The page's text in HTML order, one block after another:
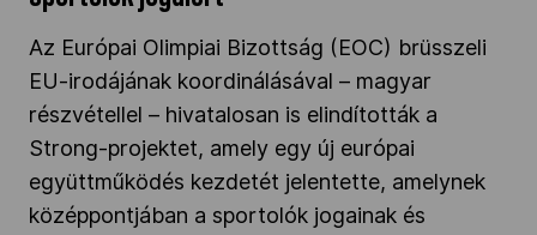
MOB
Kettőskarrier-program
NOB
Az Európai Olimpiai Bizottság (EOC) brüsszeli
EU-irodájának koordinálásával – magyar
részvétellel – hivatalosan is elindították a
Strong-projektet, amely egy új európai
együttműködés kezdetét jelentette, amelynek
középpontjában a sportolók jogainak és